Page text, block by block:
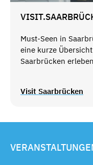
Must-Seen in
eine kurze
Saarbrücken
Visit Saarbrücken